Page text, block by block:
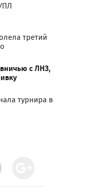
третий
с ЛНЗ,
турнира в